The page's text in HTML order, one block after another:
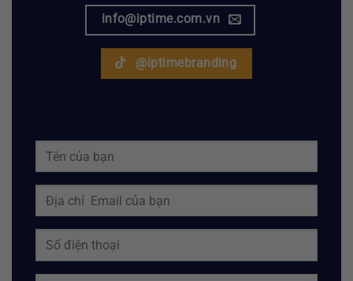
info@iptime.com.vn
@iptimebranding